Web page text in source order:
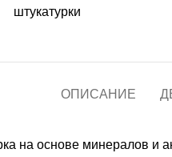
штукатурки
ОПИСАНИЕ
на основе минералов